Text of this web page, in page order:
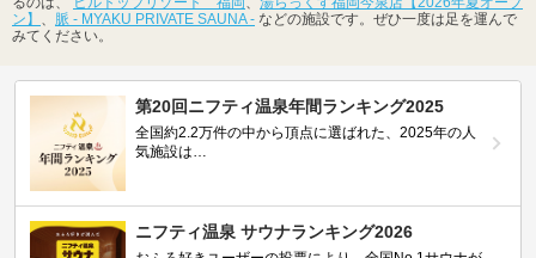
ン】 、 脈 - MYAKU PRIVATE SAUNA - などの施設です。ぜひ一度は足を運んで
みてください。
第20回ニフティ温泉年間ランキング2025
全国約2.2万件の中から頂点に選ばれた、2025年の人
気施設は…
ニフティ温泉 サウナランキング2026